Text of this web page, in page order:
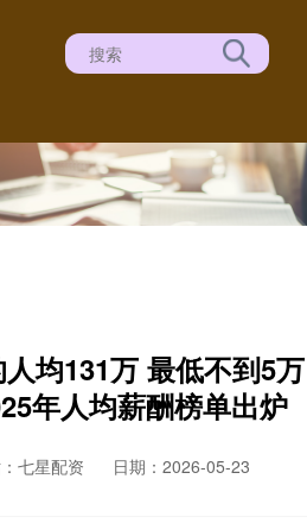
均131万 最低不到5万
年人均薪酬榜单出炉
七星配资
日期：2026-05-23